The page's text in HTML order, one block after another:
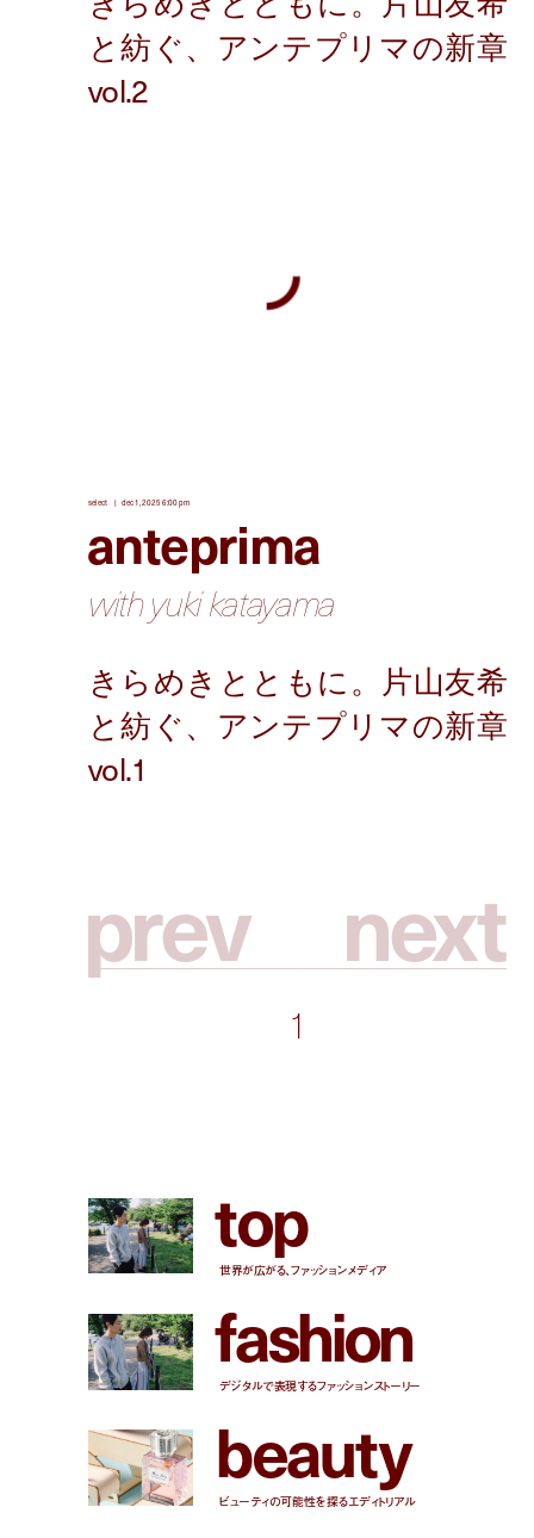
select dec 1, 2025 6:00 pm
anteprima
with yuki katayama
prev next
1
top
世界が広がる、ファッションメディア
fashion
デジタルで表現するファッションストーリー
beauty
ビューティの可能性を探るエディトリアル